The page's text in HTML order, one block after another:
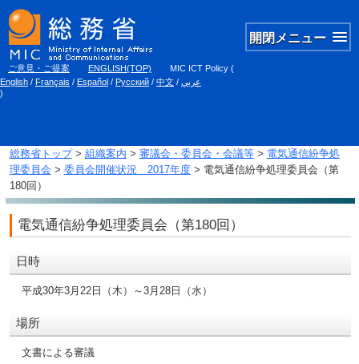
開閉メニュー
ご意見・ご提案 ENGLISH(TOP) MIC ICT Policy (
English / Français / Español / Русский / 中文 / عربي
)
総務省トップ> 組織案内 > 審議会・委員会・会議等> 電気通信紛争処
理委員会 > 委員会開催状況 2017年度> 電気通信紛争処理委員会（第
180回）
電気通信紛争処理委員会（第180回）
日時
平成30年3月22日（木）～3月28日（水）
場所
文書による審議